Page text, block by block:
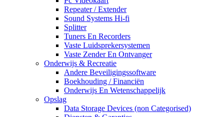
Repeater / Extender
Sound Systems Hi-fi
Splitter
Tuners En Recorders
Vaste Luidsprekersystemen
Vaste Zender En Ontvanger
Onderwijs & Recreatie
Andere Beveiligingssoftware
Boekhouding / Financiën
Onderwijs En Wetenschappelijk
Opslag
Data Storage Devices (non Categorised)